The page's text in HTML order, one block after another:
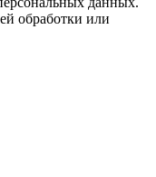
обработки или